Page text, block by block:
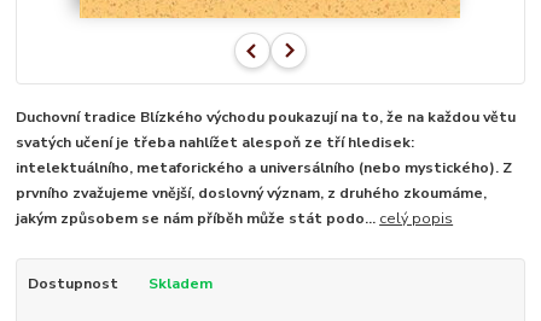
Duchovní tradice Blízkého východu poukazují na to, že na každou větu
svatých učení je třeba nahlížet alespoň ze tří hledisek:
intelektuálního, metaforického a universálního (nebo mystického). Z
prvního zvažujeme vnější, doslovný význam, z druhého zkoumáme,
jakým způsobem se nám příběh může stát podo... celý popis
Dostupnost Skladem